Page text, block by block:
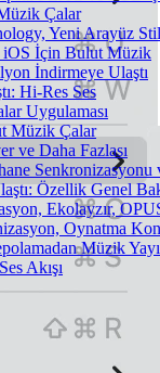
Çalar
Yeni Arayüz
iOS İçin Bulut Müzik
İndirmeye Ulaştı
Hi-Res Ses
Uygulaması
Müzik Çalar
ve Daha Fazlası
Senkronizasyonu
Özellik Genel
Ekolayzır,
Oynatma
Müzik
Akışı